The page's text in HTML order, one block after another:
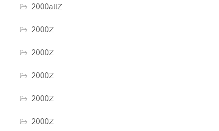
2000allZ
2000Z
2000Z
2000Z
2000Z
2000Z